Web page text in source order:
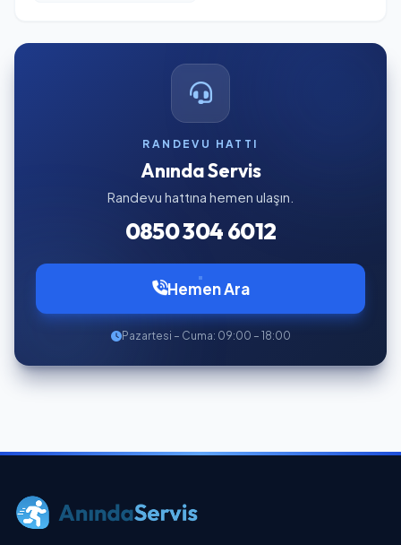
RANDEVU HATTI
Anında Servis
Randevu hattına hemen ulaşın.
0850 304 6012
Hemen Ara
Pazartesi – Cuma: 09:00 – 18:00